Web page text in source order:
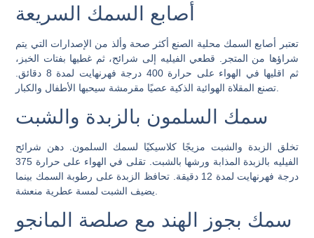
أصابع السمك السريعة
تعتبر أصابع السمك محلية الصنع أكثر صحة وألذ من الإصدارات التي يتم
شراؤها من المتجر. قطعي الفيليه إلى شرائح، ثم غطيها بفتات الخبز،
ثم اقليها في الهواء على حرارة 400 درجة فهرنهايت لمدة 8 دقائق.
سمك السلمون بالزبدة والشبت
تخلق الزبدة والشبت مزيجًا كلاسيكيًا لسمك السلمون. دهن شرائح
الفيليه بالزبدة المذابة ورشها بالشبت. تقلى في الهواء على حرارة 375
درجة فهرنهايت لمدة 12 دقيقة. تحافظ الزبدة على رطوبة السمك بينما
سمك بجوز الهند مع صلصة المانجو